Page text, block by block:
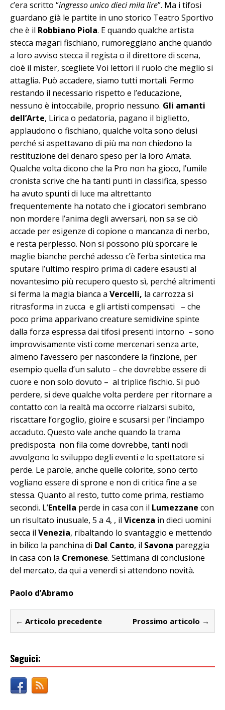
c’era scritto “ingresso unico dieci mila lire”. Ma i tifosi
guardano già le partite in uno storico Teatro Sportivo
che è il Robbiano Piola. E quando qualche artista
stecca magari fischiano, rumoreggiano anche quando
a loro avviso stecca il regista o il direttore di scena,
cioè il mister, scegliete Voi lettori il ruolo che meglio si
attaglia. Può accadere, siamo tutti mortali. Fermo
restando il necessario rispetto e l’educazione,
nessuno è intoccabile, proprio nessuno. Gli amanti
dell’Arte, Lirica o pedatoria, pagano il biglietto,
applaudono o fischiano, qualche volta sono delusi
perché si aspettavano di più ma non chiedono la
restituzione del denaro speso per la loro Amata.
Qualche volta dicono che la Pro non ha gioco, l’umile
cronista scrive che ha tanti punti in classifica, spesso
ha avuto spunti di luce ma altrettanto
frequentemente ha notato che i giocatori sembrano
non mordere l’anima degli avversari, non sa se ciò
accade per esigenze di copione o mancanza di nerbo,
e resta perplesso. Non si possono più sporcare le
maglie bianche perché adesso c’è l’erba sintetica ma
sputare l’ultimo respiro prima di cadere esausti al
novantesimo più recupero questo sì, perché altrimenti
si ferma la magia bianca a Vercelli, la carrozza si
ritrasforma in zucca e gli artisti compensati – che
poco prima apparivano creature semidivine spinte
dalla forza espressa dai tifosi presenti intorno – sono
improvvisamente visti come mercenari senza arte,
almeno l’avessero per nascondere la finzione, per
esempio quella d’un saluto – che dovrebbe essere di
cuore e non solo dovuto – al triplice fischio. Si può
perdere, si deve qualche volta perdere per ritornare a
contatto con la realtà ma occorre rialzarsi subito,
riscattare l’orgoglio, gioire e scusarsi per l’inciampo
accaduto. Questo vale anche quando la trama
predisposta non fila come dovrebbe, tanti nodi
avvolgono lo sviluppo degli eventi e lo spettatore si
perde. Le parole, anche quelle colorite, sono certo
vogliano essere di sprone e non di critica fine a se
stessa. Quanto al resto, tutto come prima, restiamo
secondi. L’Entella perde in casa con il Lumezzane con
un risultato inusuale, 5 a 4, , il Vicenza in dieci uomini
secca il Venezia, ribaltando lo svantaggio e mettendo
in bilico la panchina di Dal Canto, il Savona pareggia
in casa con la Cremonese. Settimana di conclusione
del mercato, da qui a venerdì si attendono novità.
Paolo d’Abramo
← Articolo precedente Prossimo articolo →
Seguici: